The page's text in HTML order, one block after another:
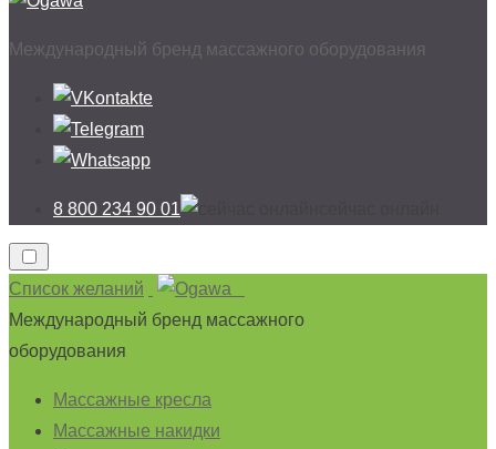
Международный бренд массажного оборудования
8 800 234 90 01
Список желаний
Международный бренд массажного
оборудования
Массажные кресла
Массажные накидки